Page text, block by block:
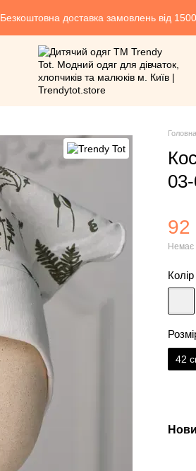
Безкоштовна доставка замовлень від
Головна
92
Немає
Колір
42